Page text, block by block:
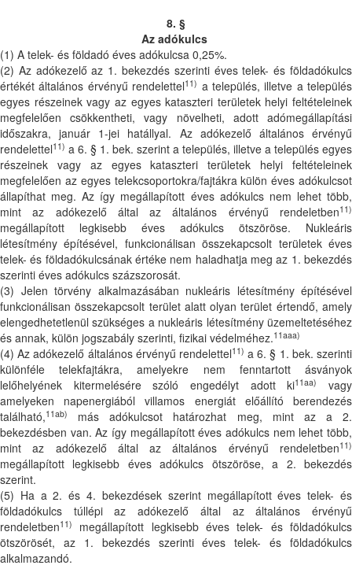
8. §
Az adókulcs
(1) A telek- és földadó éves adókulcsa 0,25%.
(2) Az adókezelő az 1. bekezdés szerinti éves telek- és földadókulcs
értékét általános érvényű rendelettel11) a település, illetve a település
egyes részeinek vagy az egyes kataszteri területek helyi feltételeinek
megfelelően csökkentheti, vagy növelheti, adott adómegállapítási
időszakra, január 1-jei hatállyal. Az adókezelő általános érvényű
rendelettel11) a 6. § 1. bek. szerint a település, illetve a település egyes
részeinek vagy az egyes kataszteri területek helyi feltételeinek
megfelelően az egyes telekcsoportokra/fajtákra külön éves adókulcsot
állapíthat meg. Az így megállapított éves adókulcs nem lehet több,
mint az adókezelő által az általános érvényű rendeletben11)
megállapított legkisebb éves adókulcs ötszöröse. Nukleáris
létesítmény építésével, funkcionálisan összekapcsolt területek éves
telek- és földadókulcsának értéke nem haladhatja meg az 1. bekezdés
szerinti éves adókulcs százszorosát.
(3) Jelen törvény alkalmazásában nukleáris létesítmény építésével
funkcionálisan összekapcsolt terület alatt olyan terület értendő, amely
elengedhetetlenül szükséges a nukleáris létesítmény üzemeltetéséhez
és annak, külön jogszabály szerinti, fizikai védelméhez.11aaa)
(4) Az adókezelő általános érvényű rendelettel11) a 6. § 1. bek. szerinti
különféle telekfajtákra, amelyekre nem fenntartott ásványok
lelőhelyének kitermelésére szóló engedélyt adott ki11aa)
vagy
amelyeken napenergiából villamos energiát előállító berendezés
található,11ab)
más adókulcsot határozhat meg, mint az a 2.
bekezdésben van. Az így megállapított éves adókulcs nem lehet több,
mint az adókezelő által az általános érvényű rendeletben11)
megállapított legkisebb éves adókulcs ötszöröse, a 2. bekezdés
szerint.
(5) Ha a 2. és 4. bekezdések szerint megállapított éves telek- és
földadókulcs túllépi az adókezelő által az általános érvényű
rendeletben11)
megállapított legkisebb éves telek- és földadókulcs
ötszörösét, az 1. bekezdés szerinti éves telek- és földadókulcs
alkalmazandó.